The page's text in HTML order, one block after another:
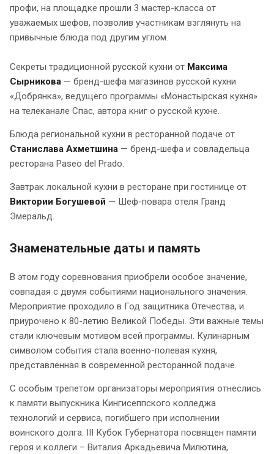
профи, на площадке прошли 3 мастер-класса от
уважаемых шефов, позволив участникам взглянуть на
привычные блюда под другим углом.
Секреты традиционной русской кухни от Максима
Сырникова — бренд-шефа магазинов русской кухни
«Добрянка», ведущего программы «Монастырская кухня»
на телеканале Спас, автора книг о русской кухне.
Блюда региональной кухни в ресторанной подаче от
Станислава Ахметшина — бренд-шефа и совладельца
ресторана Paseo del Prado.
Завтрак локальной кухни в ресторане при гостинице от
Виктории Богушевой — Шеф-повара отеля Гранд
Эмеральд.
Знаменательные даты и память
В этом году соревнования приобрели особое значение,
совпадая с двумя событиями национального значения.
Мероприятие проходило в Год защитника Отечества, и
приурочено к 80-летию Великой Победы. Эти важные темы
стали ключевым мотивом всей программы. Кулинарным
символом события стала военно-полевая кухня,
представленная в современной ресторанной подаче.
С особым трепетом организаторы мероприятия отнеслись
к памяти выпускника Кингисеппского колледжа
технологий и сервиса, погибшего при исполнении
воинского долга. III Кубок Губернатора посвящен памяти
героя и коллеги – Виталия Аркадьевича Милютина,